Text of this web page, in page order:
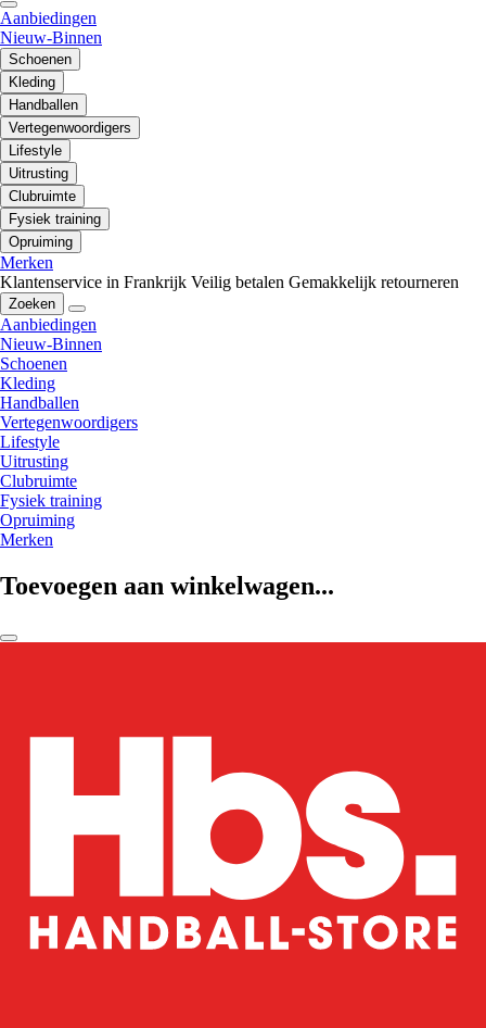
Aanbiedingen
Nieuw-Binnen
Schoenen
Kleding
Handballen
Vertegenwoordigers
Lifestyle
Uitrusting
Clubruimte
Fysiek training
Opruiming
Merken
Klantenservice in Frankrijk Veilig betalen Gemakkelijk retourneren
Zoeken
Aanbiedingen
Nieuw-Binnen
Schoenen
Kleding
Handballen
Vertegenwoordigers
Lifestyle
Uitrusting
Clubruimte
Fysiek training
Opruiming
Merken
Toevoegen aan winkelwagen...